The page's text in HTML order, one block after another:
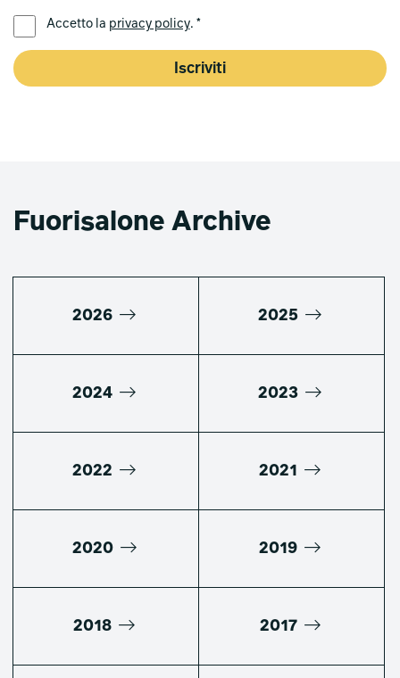
Accetto la privacy policy. *
Iscriviti
Fuorisalone Archive
2026 2025
2024 2023
2022 2021
2020 2019
2018 2017